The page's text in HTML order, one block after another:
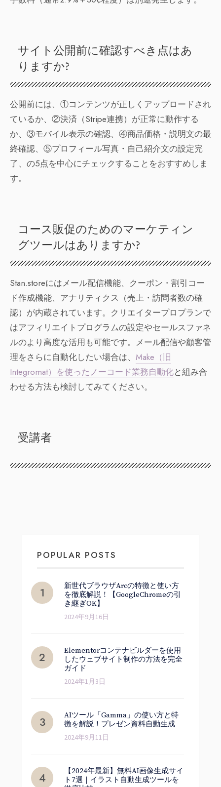
サイト公開前に確認すべき点はあ
りますか?
公開前には、①コンテンツが正しくアップロードされ
ているか、②決済（Stripe連携）が正常に動作する
か、③モバイル表示の確認、④商品価格・説明文の最
終確認、⑤プロフィール写真・自己紹介文の設定完
了、の5点を中心にチェックすることをおすすめしま
す。
コース販促のためのマーケティン
グツールはありますか?
Stan.storeにはメール配信機能、クーポン・割引コー
ド作成機能、アナリティクス（売上・訪問者数の確
認）が内蔵されています。クリエイタープロプランで
はアフィリエイトプログラムの設定やセールスファネ
ルのより高度な活用も可能です。メール配信や顧客管
理をさらに自動化したい場合は、 Make（旧
Integromat）を使ったノーコード業務自動化と組み合
わせる方法も検討してみてください。
受講者
POPULAR POSTS
新世代ブラウザArcの特徴と使い方
を徹底解説！【GoogleChromeの引
き継ぎOK】
2024年9月16日
Elementorコンテナビルダーを使用
したウェブサイト制作の方法を完全
ガイド
2024年1月3日
AIツール「Gamma」の使い方と特
徴を解説！プレゼン資料自動生成
2024年9月11日
【2024年最新】無料AI画像生成サイ
ト7選｜イラスト自動生成ツールを